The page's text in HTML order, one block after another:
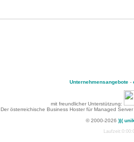
Unternehmensangebote-
mit freundlicher Unterstützung:
Der österreichische Business Hoster für Managed
© 2000-2026 )|(